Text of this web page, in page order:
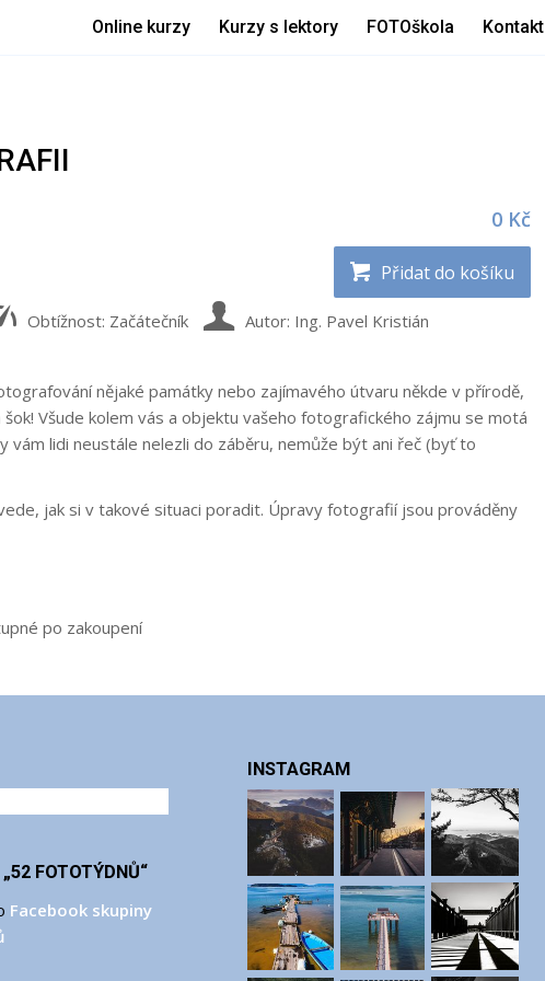
Online kurzy Kurzy s lektory FOTOškola Kontakt
0 Kč
Přidat do košíku
Obtížnost: Začátečník Autor: Ing. Pavel Kristián
nějaké památky nebo zajímavého útvaru někde v přírodě,
Všude kolem vás a objektu vašeho fotografického zájmu se motá
lidi neustále nelezli do záběru, nemůže být ani řeč (byť to
jak si v takové situaci poradit. Úpravy fotografií jsou prováděny
po zakoupení
FOTOTÝDNŮ“
Facebook skupiny
INSTAGRAM